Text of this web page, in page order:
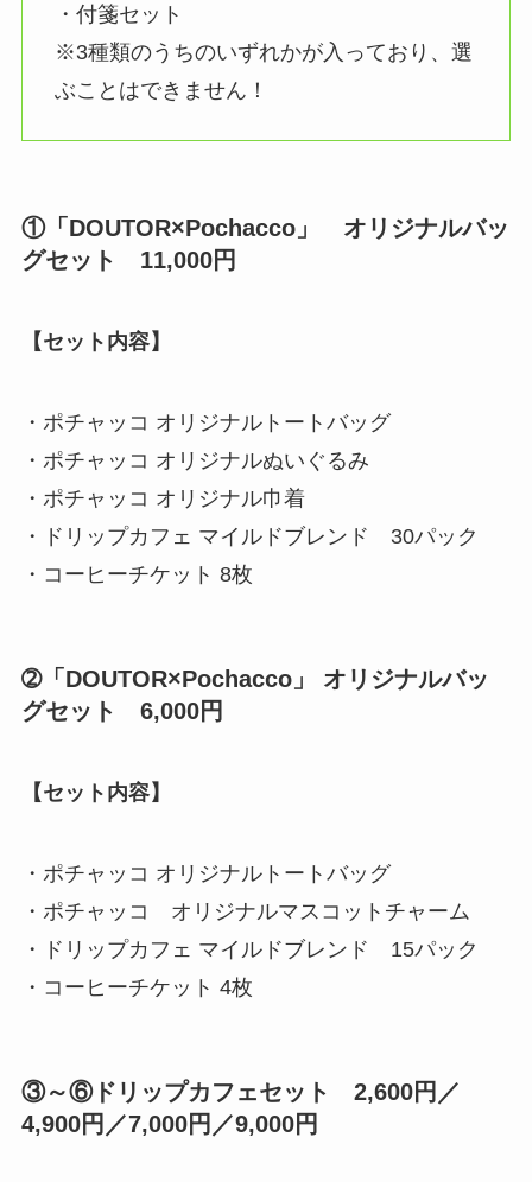
・付箋セット
※3種類のうちのいずれかが入っており、選
ぶことはできません！
①「DOUTOR×Pochacco」 オリジナルバッ
グセット
11,000円
【セット内容】
・ポチャッコ オリジナルトートバッグ
・ポチャッコ オリジナルぬいぐるみ
・ポチャッコ オリジナル巾着
・ドリップカフェ マイルドブレンド 30パック
・コーヒーチケット 8枚
➁「DOUTOR×Pochacco」 オリジナルバッ
グセット 6,000円
【セット内容】
・ポチャッコ オリジナルトートバッグ
・ポチャッコ オリジナルマスコットチャーム
・ドリップカフェ マイルドブレンド 15パック
・コーヒーチケット 4枚
③～⑥ドリップカフェセット 2,600円／
4,900円／7,000円／9,000円